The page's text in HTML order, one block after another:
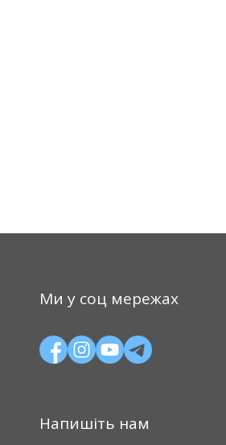
Ми у соц мережах
Напишіть нам